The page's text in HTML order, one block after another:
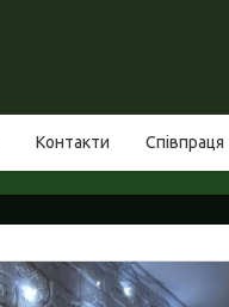
Контакти Співпраця